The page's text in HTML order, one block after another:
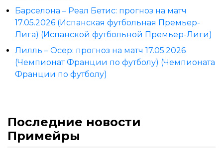
Барселона – Реал Бетис: прогноз на матч
17.05.2026 (Испанская футбольная Премьер-
Лига) (Испанской футбольной Премьер-Лиги)
Лилль – Осер: прогноз на матч 17.05.2026
(Чемпионат Франции по футболу) (Чемпионата
Франции по футболу)
Последние новости
Примейры